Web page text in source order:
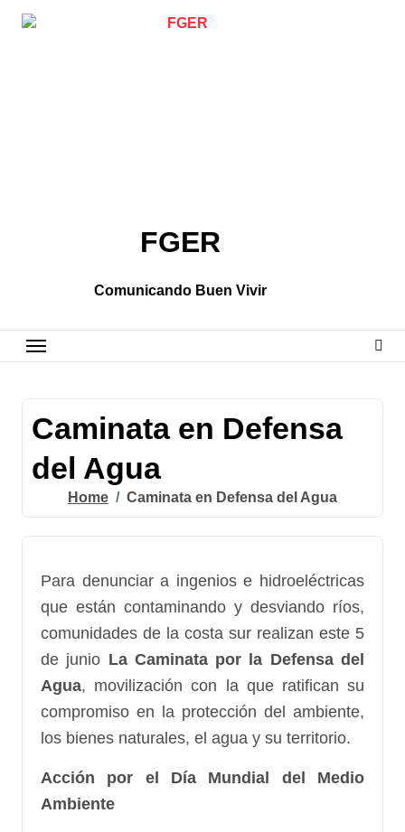
FGER
Comunicando Buen Vivir
Caminata en Defensa
del Agua
Home Caminata en Defensa del Agua
Para denunciar a ingenios e hidroeléctricas
que están contaminando y desviando ríos,
comunidades de la costa sur realizan este 5
de junio La Caminata por la Defensa del
Agua, movilización con la que ratifican su
compromiso en la protección del ambiente,
los bienes naturales, el agua y su territorio.
Acción por el Día Mundial del Medio
Ambiente